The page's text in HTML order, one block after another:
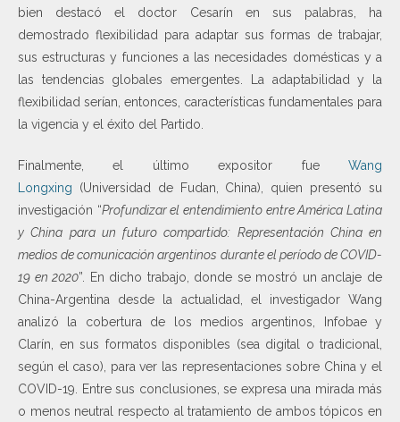
bien destacó el doctor Cesarín en sus palabras, ha
demostrado flexibilidad para adaptar sus formas de trabajar,
sus estructuras y funciones a las necesidades domésticas y a
las tendencias globales emergentes. La adaptabilidad y la
flexibilidad serían, entonces, características fundamentales para
la vigencia y el éxito del Partido.
Finalmente, el último expositor fue Wang
Longxing (Universidad de Fudan, China), quien presentó su
investigación “Profundizar el entendimiento entre América Latina
y China para un futuro compartido: Representación China en
medios de comunicación argentinos durante el período de COVID-
19 en 2020”. En dicho trabajo, donde se mostró un anclaje de
China-Argentina desde la actualidad, el investigador Wang
analizó la cobertura de los medios argentinos, Infobae y
Clarín, en sus formatos disponibles (sea digital o tradicional,
según el caso), para ver las representaciones sobre China y el
COVID-19. Entre sus conclusiones, se expresa una mirada más
o menos neutral respecto al tratamiento de ambos tópicos en